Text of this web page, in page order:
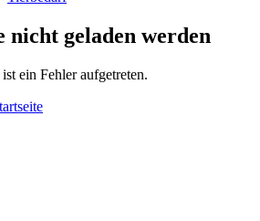
nicht geladen werden
ein Fehler aufgetreten.